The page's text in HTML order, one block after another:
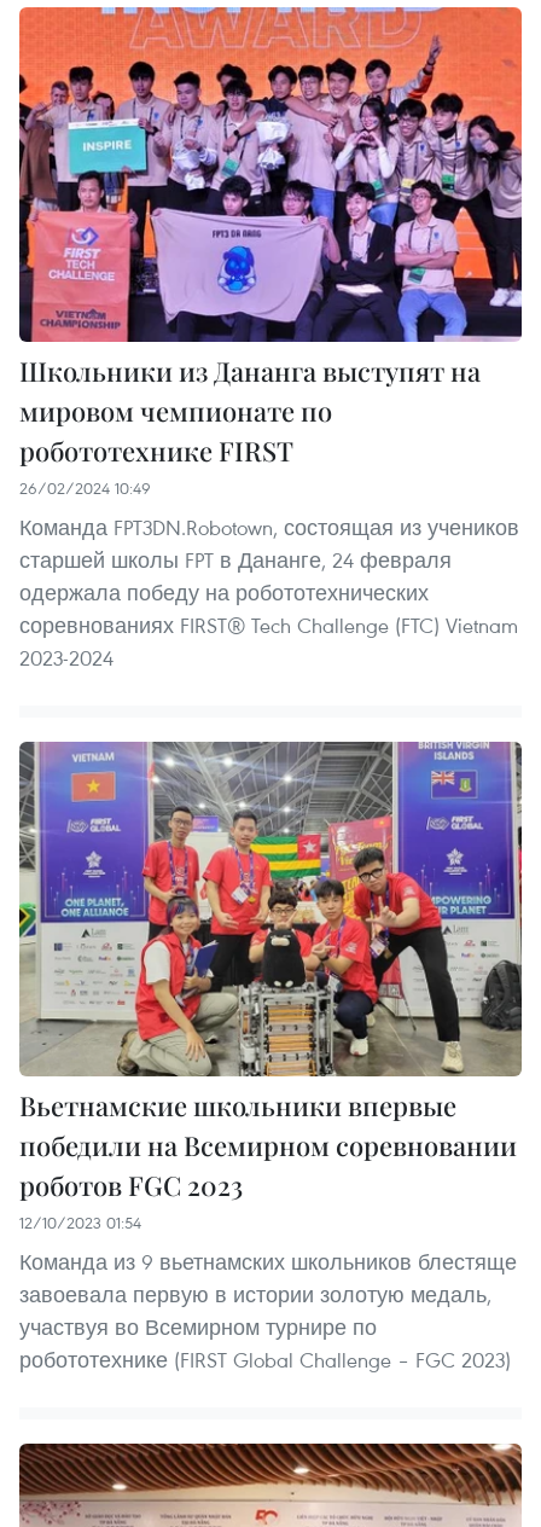
Школьники из Дананга выступят на
мировом чемпионате по
робототехнике FIRST
26/02/2024 10:49
Команда FPT3DN.Robotown, состоящая из учеников
старшей школы FPT в Дананге, 24 февраля
одержала победу на робототехнических
соревнованиях FIRST® Tech Challenge (FTC) Vietnam
2023-2024
Вьетнамские школьники впервые
победили на Всемирном соревновании
роботов FGC 2023
12/10/2023 01:54
Команда из 9 вьетнамских школьников блестяще
завоевала первую в истории золотую медаль,
участвуя во Всемирном турнире по
робототехнике (FIRST Global Challenge – FGC 2023)